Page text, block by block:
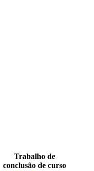
Trabalho de
conclusão de curso